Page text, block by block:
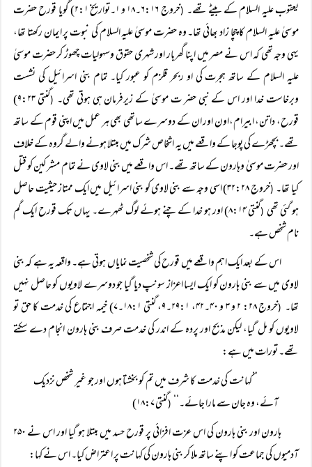
یعقوب علیہ السلام کے بیٹے تھے۔ (
خروج ۶:۱۶۔۱۸ و ۱۔تواریخ ۲:۱) گویا قورح حضرت
موسیٰ علیہ السلام کا چچا زاد بھائی تھا۔ وہ حضرت موسیٰ علیہ السلام کی نبوت پر ایمان رکھتا تھا،
یہی وجہ تھی کہ اس نے مصر میں اپنا گھربار اور شہری حقوق وسہولیات چھوڑ کر حضرت موسیٰ
علیہ السلام کے ساتھ ہجرت کی او ربحر قلزم کو عبور کیا۔ تمام بنی اسرائیل کی نشست
وبرخاست خدا اور اس کے نبی حضر ت موسیٰ کے زیرفرمان ہی ہوتی تھی۔ (
گنتی ۹:۲۳)
قورح، داتن، ابیرام،اون اور ان کے دوسرے ساتھی بھی ہر عمل میں اپنی قوم کے ساتھ
تھے۔ بچھڑے کی پوجا کے واقعے میں یہ اشخاص شرک میں مبتلا ہونے والے گروہ کے خلاف
اور حضرت موسیٰ وہارون کے ساتھ تھے۔ اس واقعے میں بنی لاوی نے تمام مشرکین کو قتل
کیا تھا۔ (
خروج ۳۲:۲۸) اسی وجہ سے بنی لاوی کو بنی اسرائیل میں ایک ممتاز حیثیت حاصل
ہو گئی تھی (
گنتی ۸:۱۴) اور ہو خدا کے چنے ہوئے لوگ ٹھہرے۔ یہاں تک قورح ایک گم
نام شخص ہے۔
اس کے بعد ایک اہم واقعے میں قورح کی شخصیت نمایاں ہوتی ہے۔ واقعہ یہ ہے کہ بنی
لاوی میں سے بنی ہارون کو ایک ایسا اعزاز سونپ دیا گیا جو دوسرے لاویوں کو حاصل نہیں
تھا۔ (
خروج ۲۸: ۲ و ۳ و ۴۰۔۴۲، ۲۹:۱۔۹، گنتی ۱۸:۱۔۷) خیمہ اجتماع کی خدمت کا حق تو
لاویوں کو مل گیا، لیکن مذبح اور پردہ کے اندر کی خدمت صرف بنی ہارون انجام دے سکتے
تھے۔ تورات میں ہے:
’’کہانت کی خدمت کا شرف میں تم کو بخشتا ہوں اور جو غیر شخص نزدیک
آئے، وہ جان سے مارا جائے۔‘‘
(گنتی ۱۸:۷)
ہارون اور بنی ہارون کی اس عزت افزائی پر قورح حسد میں مبتلا ہو گیا اور اس نے ۲۵۰
آدمیوں کی جماعت کو اپنے ساتھ ملا کر بنی ہارون کی کہانت پر اعتراض کیا۔ اس نے کہا: